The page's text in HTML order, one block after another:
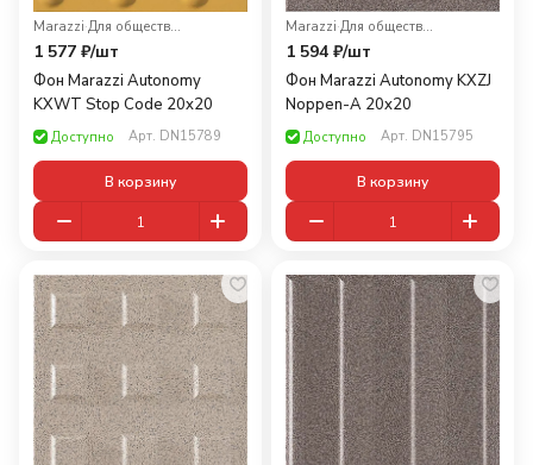
Marazzi· Для общественных помещений
1 577 ₽/шт
Фон Marazzi Autonomy
KXWT Stop Code 20x20
Доступно Арт. DN15789
В корзину
Marazzi· Для общественных помещений
1 594 ₽/шт
Фон Marazzi Autonomy KXZJ
Noppen-A 20x20
Доступно Арт. DN15795
В корзину